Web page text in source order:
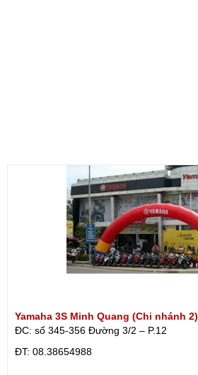
Yamaha 3S Minh Quang (Chi nhánh 2)
ĐC: số 345-356 Đường 3/2 – P.12
ÐT: 08.38654988